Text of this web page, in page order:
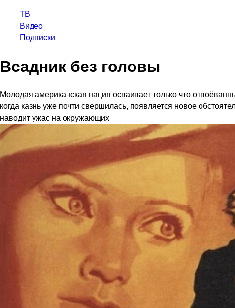
ТВ
Видео
Подписки
Всадник без головы
Молодая американская нация осваивает только что
когда казнь уже почти свершилась, появляется новое
наводит ужас на окружающих